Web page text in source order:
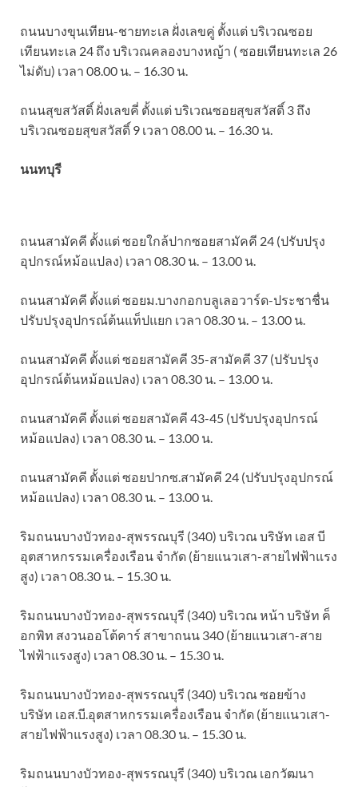
ถนนบางขุนเทียน-ชายทะเล ฝั่งเลขคู่ ตั้งแต่ บริเวณซอย
เทียนทะเล 24 ถึง บริเวณคลองบางหญ้า ( ซอยเทียนทะเล 26
ไม่ดับ) เวลา 08.00 น. – 16.30 น.
ถนนสุขสวัสดิ์ ฝั่งเลขคี่ ตั้งแต่ บริเวณซอยสุขสวัสดิ์ 3 ถึง
บริเวณซอยสุขสวัสดิ์ 9 เวลา 08.00 น. – 16.30 น.
นนทบุรี
ถนนสามัคคี ตั้งแต่ ซอยใกล้ปากซอยสามัคคี 24 (ปรับปรุง
อุปกรณ์หม้อแปลง) เวลา 08.30 น. – 13.00 น.
ถนนสามัคคี ตั้งแต่ ซอยม.บางกอกบลูเลอวาร์ด-ประชาชื่น
ปรับปรุงอุปกรณ์ต้นแท็ปแยก เวลา 08.30 น. – 13.00 น.
ถนนสามัคคี ตั้งแต่ ซอยสามัคคี 35-สามัคคี 37 (ปรับปรุง
อุปกรณ์ต้นหม้อแปลง) เวลา 08.30 น. – 13.00 น.
ถนนสามัคคี ตั้งแต่ ซอยสามัคคี 43-45 (ปรับปรุงอุปกรณ์
หม้อแปลง) เวลา 08.30 น. – 13.00 น.
ถนนสามัคคี ตั้งแต่ ซอยปากซ.สามัคคี 24 (ปรับปรุงอุปกรณ์
หม้อแปลง) เวลา 08.30 น. – 13.00 น.
ริมถนนบางบัวทอง-สุพรรณบุรี (340) บริเวณ บริษัท เอส บี
อุตสาหกรรมเครื่องเรือน จำกัด (ย้ายแนวเสา-สายไฟฟ้าแรง
สูง) เวลา 08.30 น. – 15.30 น.
ริมถนนบางบัวทอง-สุพรรณบุรี (340) บริเวณ หน้า บริษัท ค็
อกพิท สงวนออโต้คาร์ สาขาถนน 340 (ย้ายแนวเสา-สาย
ไฟฟ้าแรงสูง) เวลา 08.30 น. – 15.30 น.
ริมถนนบางบัวทอง-สุพรรณบุรี (340) บริเวณ ซอยข้าง
บริษัท เอส.บี.อุตสาหกรรมเครื่องเรือน จำกัด (ย้ายแนวเสา-
สายไฟฟ้าแรงสูง) เวลา 08.30 น. – 15.30 น.
ริมถนนบางบัวทอง-สุพรรณบุรี (340) บริเวณ เอกวัฒนา